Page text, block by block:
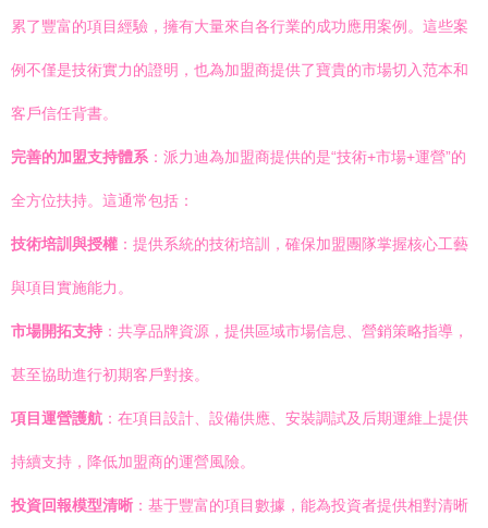
累了豐富的項目經驗，擁有大量來自各行業的成功應用案例。這些案
例不僅是技術實力的證明，也為加盟商提供了寶貴的市場切入范本和
客戶信任背書。
完善的加盟支持體系 ：派力迪為加盟商提供的是“技術+市場+運營”的
全方位扶持。這通常包括：
技術培訓與授權 ：提供系統的技術培訓，確保加盟團隊掌握核心工藝
與項目實施能力。
市場開拓支持 ：共享品牌資源，提供區域市場信息、營銷策略指導，
甚至協助進行初期客戶對接。
項目運營護航 ：在項目設計、設備供應、安裝調試及后期運維上提供
持續支持，降低加盟商的運營風險。
投資回報模型清晰 ：基于豐富的項目數據，能為投資者提供相對清晰